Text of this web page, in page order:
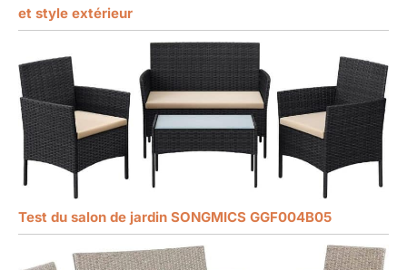
et style extérieur
Test du salon de jardin SONGMICS GGF004B05